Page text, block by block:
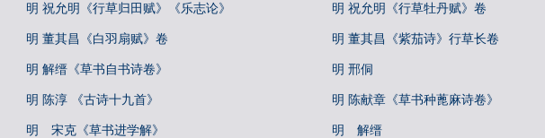
明 祝允明《行草归田赋》《乐志论》 明 祝允明《行草牡丹赋》卷
明 董其昌《白羽扇赋》卷 明 董其昌《紫茄诗》行草长卷
明 解缙《草书自书诗卷》 明 邢侗
明 陈淳 《古诗十九首》 明 陈献章《草书种蓖麻诗卷》
明 宋克《草书进学解》 明 解缙